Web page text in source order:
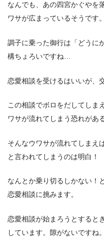
なんでも、あの四宮かぐやを
ワサが広まっているそうです。
調子に乗った御行は「どうに
構ちょろいですね…
恋愛相談を受けるはいいが、
この相談でボロをだしてしま
ワサが流れてしまう恐れがある
そんなウワサが流れてしまえ
と言われてしまうのは明白！
なんとか乗り切るしかない！
恋愛相談に挑みます。
恋愛相談が始まろうとすると
しています。隙がないですね。